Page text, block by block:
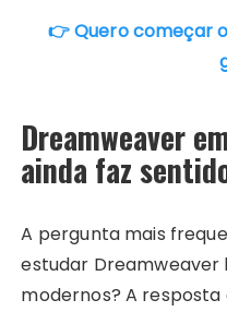
👉 Quero começar
Dreamweaver
ainda faz
A pergunta mais
estudar Dreamweaver
modernos? A resposta